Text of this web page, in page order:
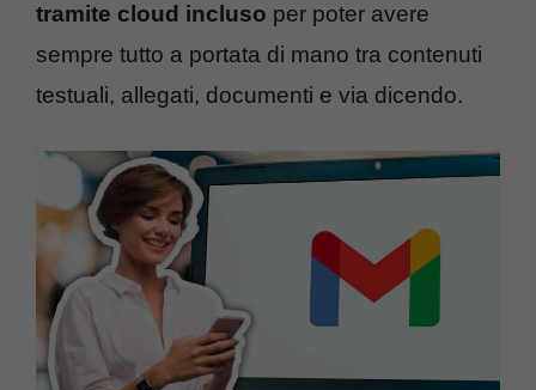
tramite cloud incluso per poter avere
sempre tutto a portata di mano tra contenuti
testuali, allegati, documenti e via dicendo.